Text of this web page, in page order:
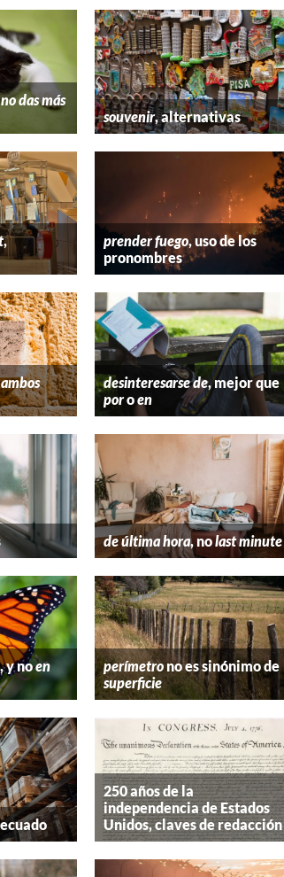
no das más
souvenir, alternativas
,
prender fuego, uso de los
pronombres
ambos
desinteresarse de, mejor que
poroen
de última hora, nolast minute
, y noen
perímetrono es sinónimo de
superficie
250 años de la
independencia de Estados
Unidos, claves de redacción